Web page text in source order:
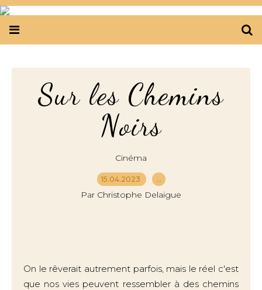
Sur les Chemins
Noirs
Cinéma
15.04.2023 …
Par Christophe Delaigue
On le rêverait autrement parfois, mais le réel c'est
que nos vies peuvent ressembler à des chemins